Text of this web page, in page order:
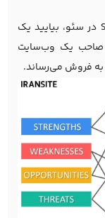
برای درک بهتر نحوه استفاده از ماتریس SWOT در سئو، بیایید یک
صاحب یک وب‌سایت
فروش می‌رساند.